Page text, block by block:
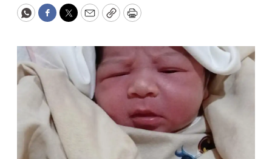
WhatsApp
Facebook
Twitter
EmailCopyPrint